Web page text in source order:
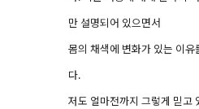
만 설명되어 있으면서
몸의 채색에 변화가 있는 이
다.
저도 얼마전까지 그렇게 믿고